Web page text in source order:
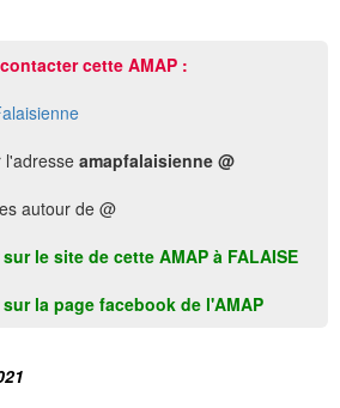
cette AMAP :
l'adresse amapfalaisienne @
autour de @
le site de cette AMAP à FALAISE
la page facebook de l'AMAP